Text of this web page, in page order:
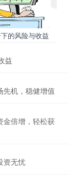
的风险与收益
益
先机，稳健增值
金倍增，轻松获
资无忧